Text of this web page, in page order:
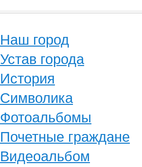
Наш город
Устав города
История
Символика
Фотоальбомы
Почетные граждане
Видеоальбом